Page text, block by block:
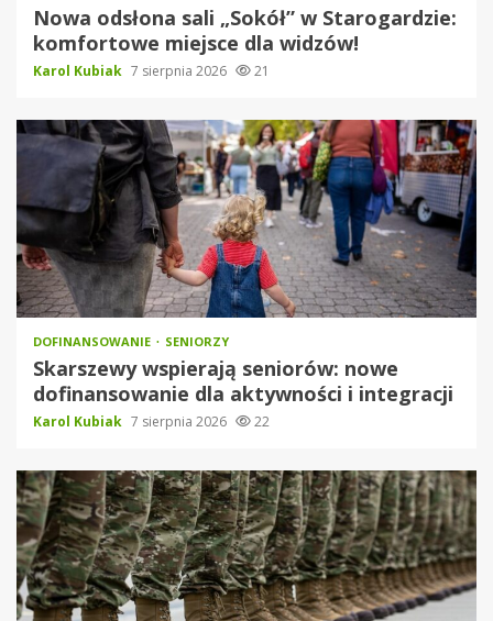
Nowa odsłona sali „Sokół” w Starogardzie:
komfortowe miejsce dla widzów!
Karol Kubiak 7 sierpnia 2026 21
DOFINANSOWANIE SENIORZY
Skarszewy wspierają seniorów: nowe
dofinansowanie dla aktywności i integracji
Karol Kubiak 7 sierpnia 2026 22